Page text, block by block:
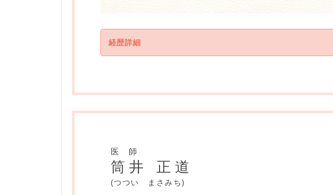
経歴詳細
学 歴
2008年
医 師
筒井 正道
(つつい まさみち)